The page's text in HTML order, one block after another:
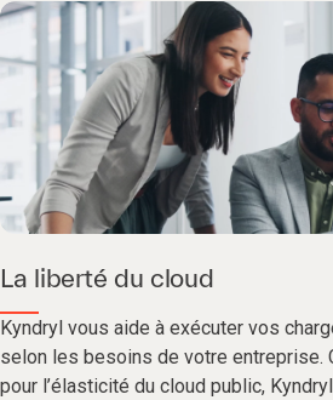
La liberté du cloud
Kyndryl vous aide à exécuter vos
selon les besoins de votre entreprise.
pour l’élasticité du cloud public,